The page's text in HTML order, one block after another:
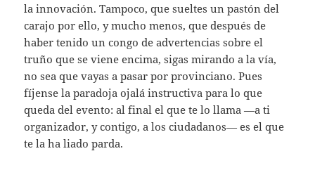
la innovación. Tampoco, que sueltes un pastón del
carajo por ello, y mucho menos, que después de
haber tenido un congo de advertencias sobre el
truño que se viene encima, sigas mirando a la vía,
no sea que vayas a pasar por provinciano. Pues
fíjense la paradoja ojalá instructiva para lo que
queda del evento: al final el que te lo llama —a ti
organizador, y contigo, a los ciudadanos— es el que
te la ha liado parda.